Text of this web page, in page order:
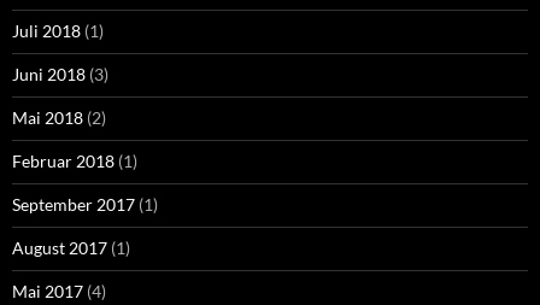
Juli 2018 (1)
Juni 2018 (3)
Mai 2018 (2)
Februar 2018 (1)
September 2017 (1)
August 2017 (1)
Mai 2017 (4)